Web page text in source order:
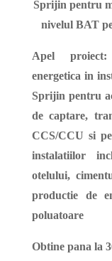
Sprijin pentru
nivelul BAT
Apel
energetica in
Sprijin pentru
de captare,
CCS/CCU si
instalatiilor
otelului,
productie de
poluatoare
Obtine pana la